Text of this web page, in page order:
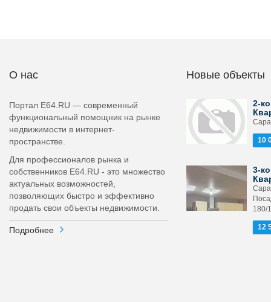
О нас
Портал E64.RU — современный
функциональный помощник на рынке
недвижимости в интернет-
пространстве.
Для профессионалов рынка и
собственников E64.RU - это множество
актуальных возможностей,
позволяющих быстро и эффективно
продать свои объекты недвижимости.
Подробнее
Новые объекты
2-
10
3-
180/
12